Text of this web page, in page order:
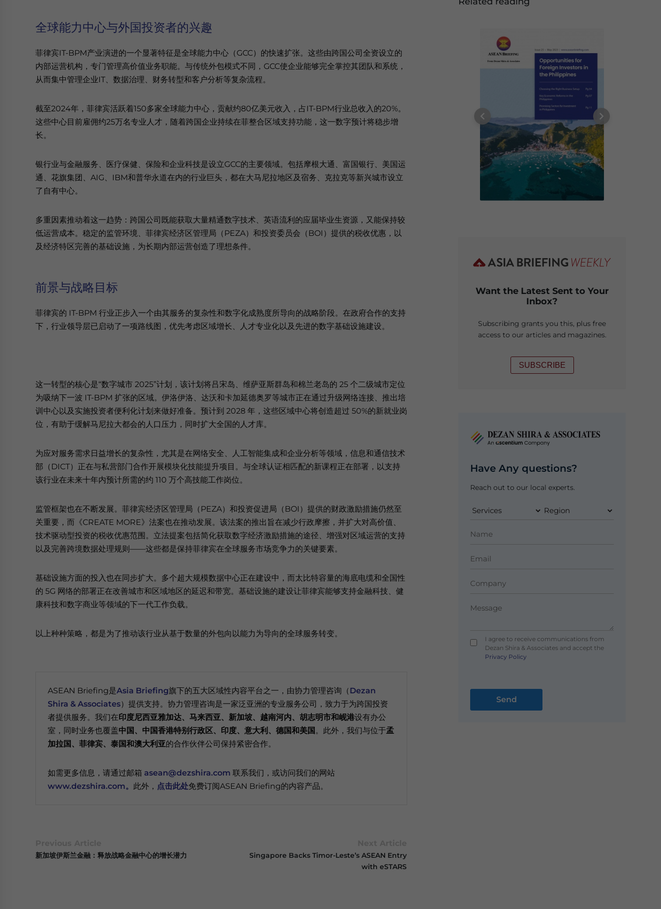
全球能力中心与外国投资者的兴趣
菲律宾IT-BPM产业演进的一个显著特征是全球能力中心（GCC）的快速扩张。这些由跨国公司全资设立的
内部运营机构，专门管理高价值业务职能。与传统外包模式不同，GCC使企业能够完全掌控其团队和系统，
从而集中管理企业IT、数据治理、财务转型和客户分析等复杂流程。
截至2024年，菲律宾活跃着150多家全球能力中心，贡献约80亿美元收入，占IT-BPM行业总收入的20%。
这些中心目前雇佣约25万名专业人才，随着跨国企业持续在菲整合区域支持功能，这一数字预计将稳步增
长。
银行业与金融服务、医疗保健、保险和企业科技是设立GCC的主要领域。包括摩根大通、富国银行、美国运
通、花旗集团、AIG、IBM和普华永道在内的行业巨头，都在大马尼拉地区及宿务、克拉克等新兴城市设立
了自有中心。
多重因素推动着这一趋势：跨国公司既能获取大量精通数字技术、英语流利的应届毕业生资源，又能保持较
低运营成本。稳定的监管环境、菲律宾经济区管理局（PEZA）和投资委员会（BOI）提供的税收优惠，以
及经济特区完善的基础设施，为长期内部运营创造了理想条件。
前景与战略目标
菲律宾的 IT-BPM 行业正步入一个由其服务的复杂性和数字化成熟度所导向的战略阶段。在政府合作的支持
下，行业领导层已启动了一项路线图，优先考虑区域增长、人才专业化以及先进的数字基础设施建设。
这一转型的核心是“数字城市 2025”计划，该计划将吕宋岛、维萨亚斯群岛和棉兰老岛的 25 个二级城市定位
为吸纳下一波 IT-BPM 扩张的区域。伊洛伊洛、达沃和卡加延德奥罗等城市正在通过升级网络连接、推出培
训中心以及实施投资者便利化计划来做好准备。预计到 2028 年，这些区域中心将创造超过 50%的新就业岗
位，有助于缓解马尼拉大都会的人口压力，同时扩大全国的人才库。
为应对服务需求日益增长的复杂性，尤其是在网络安全、人工智能集成和企业分析等领域，信息和通信技术
部（DICT）正在与私营部门合作开展模块化技能提升项目。与全球认证相匹配的新课程正在部署，以支持
该行业在未来十年内预计所需的约 110 万个高技能工作岗位。
监管框架也在不断发展。菲律宾经济区管理局（PEZA）和投资促进局（BOI）提供的财政激励措施仍然至
关重要，而《CREATE MORE》法案也在推动发展。该法案的推出旨在减少行政摩擦，并扩大对高价值、
技术驱动型投资的税收优惠范围。立法提案包括简化获取数字经济激励措施的途径、增强对区域运营的支持
以及完善跨境数据处理规则——这些都是保持菲律宾在全球服务市场竞争力的关键要素。
基础设施方面的投入也在同步扩大。多个超大规模数据中心正在建设中，而太比特容量的海底电缆和全国性
的 5G 网络的部署正在改善城市和区域地区的延迟和带宽。基础设施的建设让菲律宾能够支持金融科技、健
康科技和数字商业等领域的下一代工作负载。
以上种种策略，都是为了推动该行业从基于数量的外包向以能力为导向的全球服务转变。
ASEAN Briefing是Asia Briefing旗下的五大区域性内容平台之一，由协力管理咨询（Dezan
Shira & Associates）提供支持。协力管理咨询是一家泛亚洲的专业服务公司，致力于为跨国投资
者提供服务。我们在印度尼西亚雅加达、马来西亚、新加坡、越南河内、胡志明市和岘港设有办公
室，同时业务也覆盖中国、中国香港特别行政区、印度、意大利、德国和美国。此外，我们与位于孟
加拉国、菲律宾、泰国和澳大利亚的合作伙伴公司保持紧密合作。
如需更多信息，请通过邮箱 asean@dezshira.com 联系我们，或访问我们的网站
www.dezshira.com。 此外， 点击此处免费订阅ASEAN Briefing的内容产品。
新加坡伊斯兰金融：释放战略金融中心的增长潜力
Singapore Backs Timor-Leste’s ASEAN Entry
with eSTARS
Want the Latest Sent to Your
Inbox?
Subscribing grants you this, plus free
access to our articles and magazines.
SUBSCRIBE
Have Any questions?
Reach out to our local experts.
I agree to receive communications from
Dezan Shira & Associates and accept the
Privacy Policy